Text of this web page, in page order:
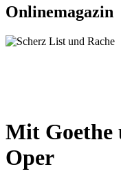
Onlinemagazin
Mit Goethe
Oper